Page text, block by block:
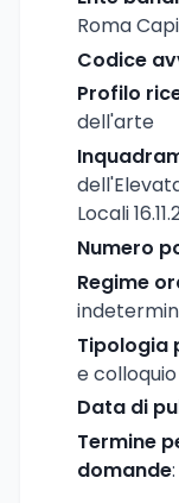
Roma
Codice
Profilo
dell'arte
Locali
Numero
Regime
Tipologia
e colloquio
Data di
Termine
domande